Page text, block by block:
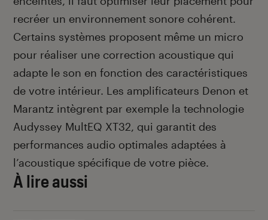
recréer un environnement sonore cohérent.
Certains systèmes proposent même un micro
pour réaliser une correction acoustique qui
adapte le son en fonction des caractéristiques
de votre intérieur. Les amplificateurs Denon et
Marantz intègrent par exemple la technologie
Audyssey MultEQ XT32, qui garantit des
performances audio optimales adaptées à
l’acoustique spécifique de votre pièce.
À lire aussi